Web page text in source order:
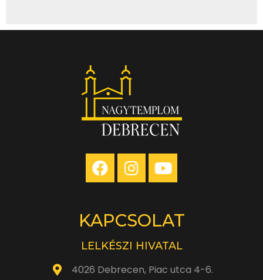
KAPCSOLAT
LELKÉSZI HIVATAL
4026 Debrecen, Piac utca 4-6.